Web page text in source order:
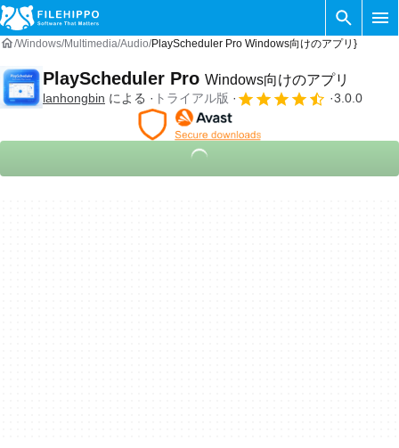
Windows Multimedia Audio PlayScheduler Pro Windows向けのアプリ}
PlayScheduler Pro Windows向けのアプリ
lanhongbin による トライアル版 3.0.0